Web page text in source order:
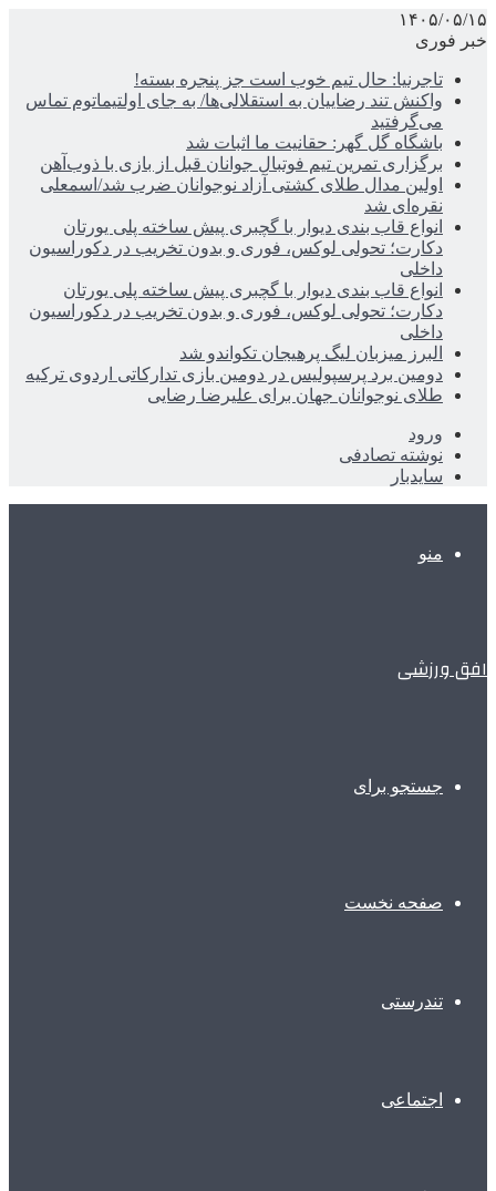
۱۴۰۵/۰۵/۱۵
خبر فوری
تاجرنیا: حال تیم خوب است جز پنجره بسته!
واکنش تند رضاییان به استقلالی‌ها/ به جای اولتیماتوم تماس
می‌گرفتید
باشگاه گل گهر: حقانیت ما اثبات شد
برگزاری تمرین تیم فوتبال جوانان قبل از بازی با ذوب‌آهن
اولین مدال طلای کشتی آزاد نوجوانان ضرب شد/اسمعلی
نقره‌ای شد
انواع قاب بندی دیوار با گچبری پیش ساخته پلی یورتان
دکارت؛ تحولی لوکس، فوری و بدون تخریب در دکوراسیون
داخلی
انواع قاب بندی دیوار با گچبری پیش ساخته پلی یورتان
دکارت؛ تحولی لوکس، فوری و بدون تخریب در دکوراسیون
داخلی
البرز میزبان لیگ پرهیجان تکواندو شد
دومین برد پرسپولیس در دومین بازی تدارکاتی اردوی ترکیه
طلای نوجوانان جهان برای علیرضا رضایی
ورود
نوشته تصادفی
سایدبار
منو
افق ورزشی
جستجو برای
صفحه نخست
تندرستی
اجتماعی